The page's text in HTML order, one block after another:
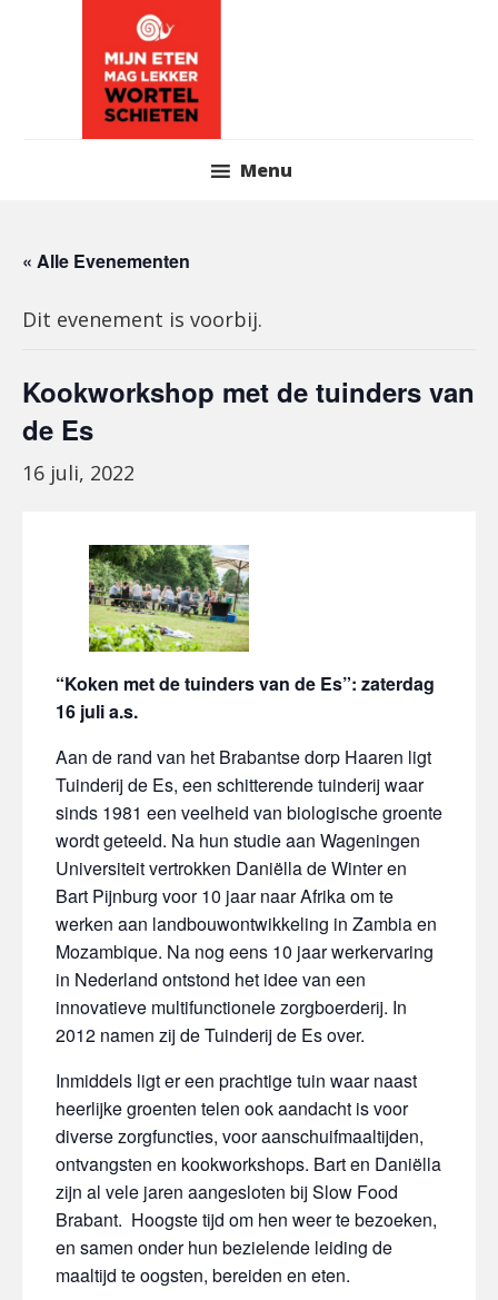
Menu
« Alle Evenementen
Dit evenement is voorbij.
Kookworkshop met de tuinders van
de Es
16 juli, 2022
“Koken met de tuinders van de Es”: zaterdag
16 juli a.s.
Aan de rand van het Brabantse dorp Haaren ligt
Tuinderij de Es, een schitterende tuinderij waar
sinds 1981 een veelheid van biologische groente
wordt geteeld. Na hun studie aan Wageningen
Universiteit vertrokken Daniëlla de Winter en
Bart Pijnburg voor 10 jaar naar Afrika om te
werken aan landbouwontwikkeling in Zambia en
Mozambique. Na nog eens 10 jaar werkervaring
in Nederland ontstond het idee van een
innovatieve multifunctionele zorgboerderij. In
2012 namen zij de Tuinderij de Es over.
Inmiddels ligt er een prachtige tuin waar naast
heerlijke groenten telen ook aandacht is voor
diverse zorgfuncties, voor aanschuifmaaltijden,
ontvangsten en kookworkshops. Bart en Daniëlla
zijn al vele jaren aangesloten bij Slow Food
Brabant. Hoogste tijd om hen weer te bezoeken,
en samen onder hun bezielende leiding de
maaltijd te oogsten, bereiden en eten.